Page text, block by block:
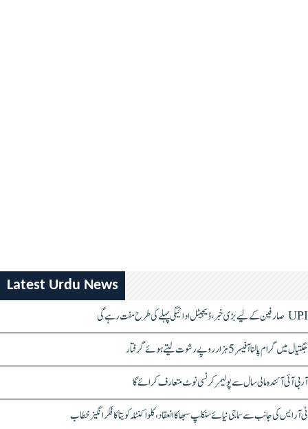
Latest Urdu News
UPI صارفین کے لیے بڑی خبر، ڈیجیٹل ادائیگی پہلے کی طرح مفت رہے گی
جگتیال میں گرام پالنا آفیسر 5 ہزار روپے رشوت لیتے ہوئے گرفتار
آر بی آئی آئندہ مالی سال سے پولیمر کرنسی نوٹ متعارف کرائے گا
ٹی آر ایس کی جانب سے سماجی نیائے سنکلپ سبھا کا انعقاد، کلواکنٹلہ کویتا کا فکر انگیز خطاب